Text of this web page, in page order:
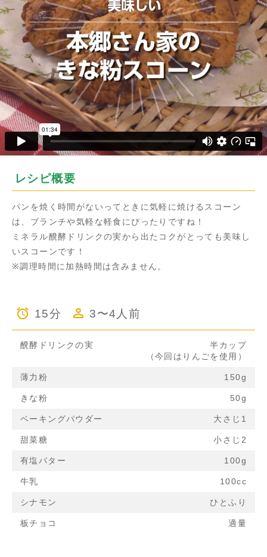
レシピ概要
パンを焼く時間がないってときに気軽に焼けるスコーン
は、ブランチや気軽な軽食にぴったりですね！
ミネラル醗酵ドリンクの実から出たコクがとっても美味し
いスコーンです！
※調理時間に加熱時間は含みません。
15分 3〜4人前
醗酵ドリンクの実
半カップ
（今回はりんごを使用）
薄力粉 150g
きな粉 50g
ベーキングパウダー 大さじ1
甜菜糖 小さじ2
有塩バター 100g
牛乳 100cc
シナモン ひとふり
板チョコ 適量